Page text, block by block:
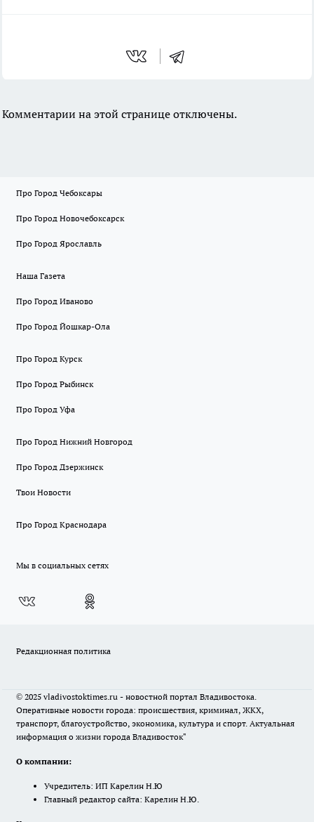
Комментарии на этой странице отключены.
Про Город Чебоксары
Про Город Новочебоксарск
Про Город Ярославль
Наша Газета
Про Город Иваново
Про Город Йошкар-Ола
Про Город Курск
Про Город Рыбинск
Про Город Уфа
Про Город Нижний Новгород
Про Город Дзержинск
Твои Новости
Про Город Краснодара
Мы в социальных сетях
Редакционная политика
© 2025 vladivostoktimes.ru - новостной портал Владивостока.
Оперативные новости города: происшествия, криминал, ЖКХ,
транспорт, благоустройство, экономика, культура и спорт. Актуальная
информация о жизни города Владивосток"
О компании:
Учредитель: ИП Карелин Н.Ю
Главный редактор сайта: Карелин Н.Ю.